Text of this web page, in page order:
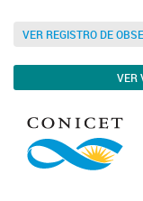
VER REGISTRO DE
VER